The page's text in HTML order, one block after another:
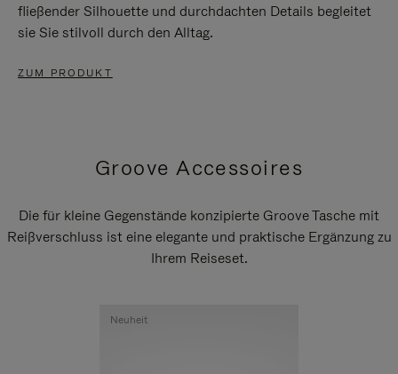
fließender Silhouette und durchdachten Details begleitet
sie Sie stilvoll durch den Alltag.
ZUM PRODUKT
Groove Accessoires
Die für kleine Gegenstände konzipierte Groove Tasche mit
Reißverschluss ist eine elegante und praktische Ergänzung zu
Ihrem Reiseset.
Neuheit